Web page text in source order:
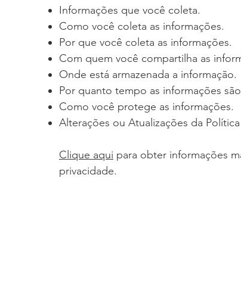
Informações que você coleta.
Como você coleta as informações.
Por que você coleta as informações.
Com quem você compartilha as
Onde está armazenada a informação.
Por quanto tempo as informações
Como você protege as informações.
Alterações ou Atualizações da
Clique aqui para obter informações
privacidade.